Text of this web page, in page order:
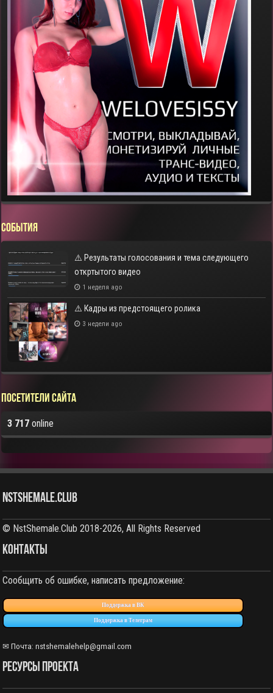
СОБЫТИЯ
⚠️ Результаты голосования и тема следующего
откртытого видео
1 неделя ago
⚠️ Кадры из предстоящего ролика
3 недели ago
Посетители сайта
3 717 online
NstShemale.Club
© NstShemale.Club 2018-2026, All Rights Reserved
КОНТАКТЫ
Сообщить об ошибке, написать предложение:
Поддержка в ВК
Поддержка в Телеграм
✉ Почта: nstshemalehelp@gmail.com
РЕСУРСЫ ПРОЕКТА